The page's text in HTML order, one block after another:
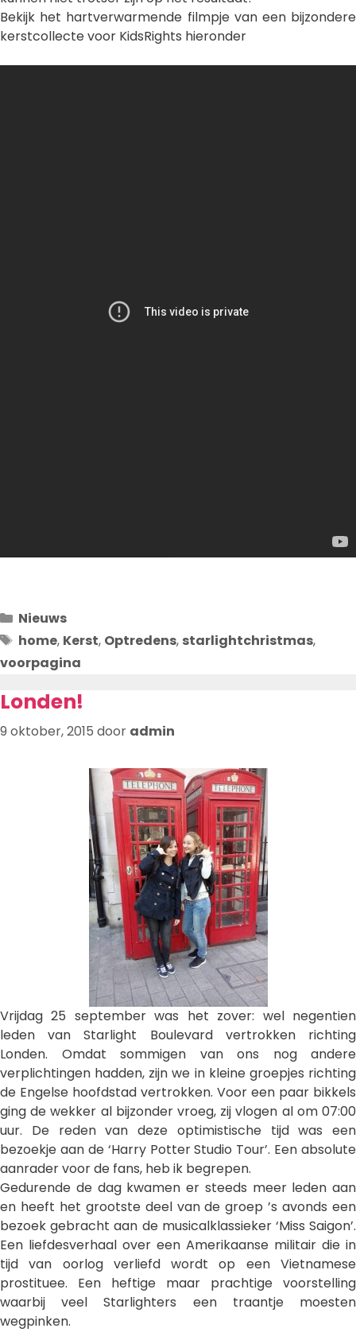
Bekijk het hartverwarmende filmpje van een bijzondere
kerstcollecte voor KidsRights hieronder
Categorieën
Nieuws
Tags
home, Kerst, Optredens, starlightchristmas,
voorpagina
Londen!
9 oktober, 2015 door admin
Vrijdag 25 september was het zover: wel negentien
leden van Starlight Boulevard vertrokken richting
Londen. Omdat sommigen van ons nog andere
verplichtingen hadden, zijn we in kleine groepjes richting
de Engelse hoofdstad vertrokken. Voor een paar bikkels
ging de wekker al bijzonder vroeg, zij vlogen al om 07:00
uur. De reden van deze optimistische tijd was een
bezoekje aan de ‘Harry Potter Studio Tour’. Een absolute
aanrader voor de fans, heb ik begrepen.
Gedurende de dag kwamen er steeds meer leden aan
en heeft het grootste deel van de groep ’s avonds een
bezoek gebracht aan de musicalklassieker ‘Miss Saigon’.
Een liefdesverhaal over een Amerikaanse militair die in
tijd van oorlog verliefd wordt op een Vietnamese
prostituee. Een heftige maar prachtige voorstelling
waarbij veel Starlighters een traantje moesten
wegpinken.